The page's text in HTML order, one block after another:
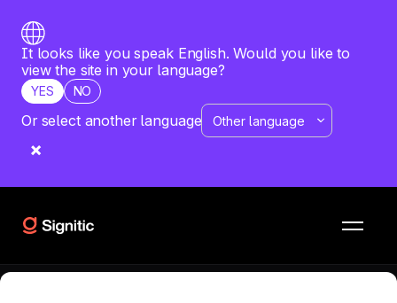
It looks like you speak English. Would you like to
view the site in your language?
YES NO
Or select another language
Macc de Microsoft ?